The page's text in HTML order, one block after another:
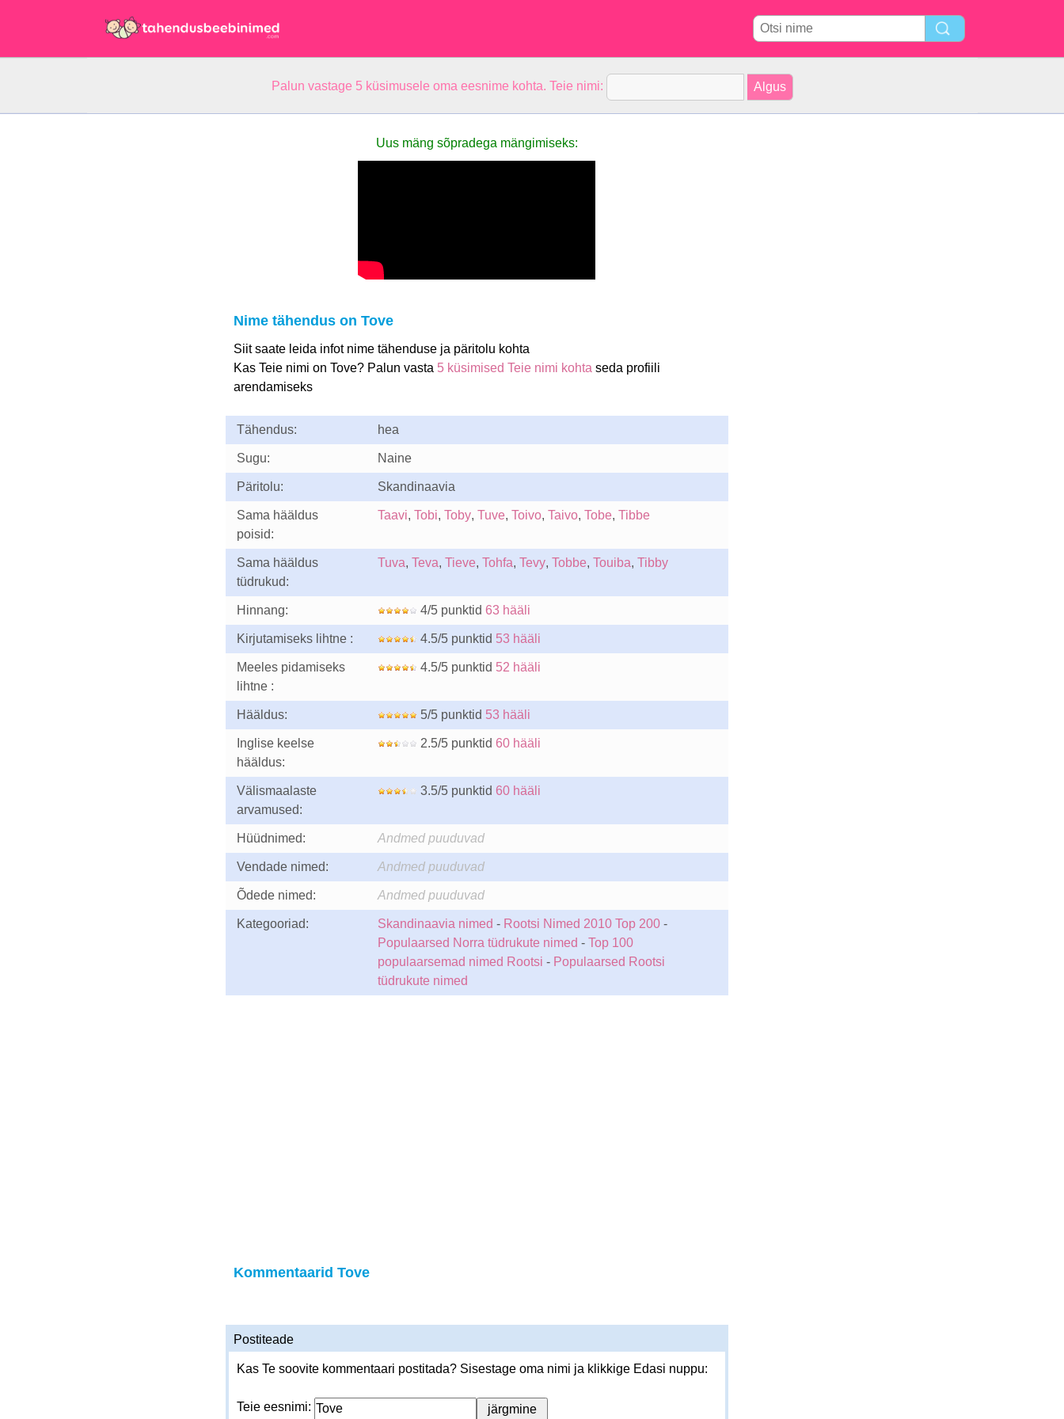
Palun vastage 5 küsimusele oma eesnime kohta. Teie nimi:
Uus mäng sõpradega mängimiseks:
Nime tähendus on Tove
Siit saate leida infot nime tähenduse ja päritolu kohta
Kas Teie nimi on Tove? Palun vasta 5 küsimised Teie nimi kohta seda profiili
arendamiseks
Tähendus: hea
Sugu: Naine
Päritolu: Skandinaavia
Sama hääldus
poisid:
Taavi, Tobi, Toby, Tuve, Toivo, Taivo, Tobe, Tibbe
Sama hääldus
tüdrukud:
Tuva, Teva, Tieve, Tohfa, Tevy, Tobbe, Touiba, Tibby
Hinnang: 4/5 punktid 63 hääli
Kirjutamiseks lihtne : 4.5/5 punktid 53 hääli
Meeles pidamiseks
lihtne :
4.5/5 punktid 52 hääli
Hääldus: 5/5 punktid 53 hääli
Inglise keelse
hääldus:
2.5/5 punktid 60 hääli
Välismaalaste
arvamused:
3.5/5 punktid 60 hääli
Hüüdnimed: Andmed puuduvad
Vendade nimed: Andmed puuduvad
Õdede nimed: Andmed puuduvad
Kategooriad: Skandinaavia nimed - Rootsi Nimed 2010 Top 200-
Populaarsed Norra tüdrukute nimed - Top 100
populaarsemad nimed Rootsi - Populaarsed Rootsi
tüdrukute nimed
Kommentaarid Tove
Postiteade
Kas Te soovite kommentaari postitada? Sisestage oma nimi ja klikkige Edasi nuppu:
Teie eesnimi: